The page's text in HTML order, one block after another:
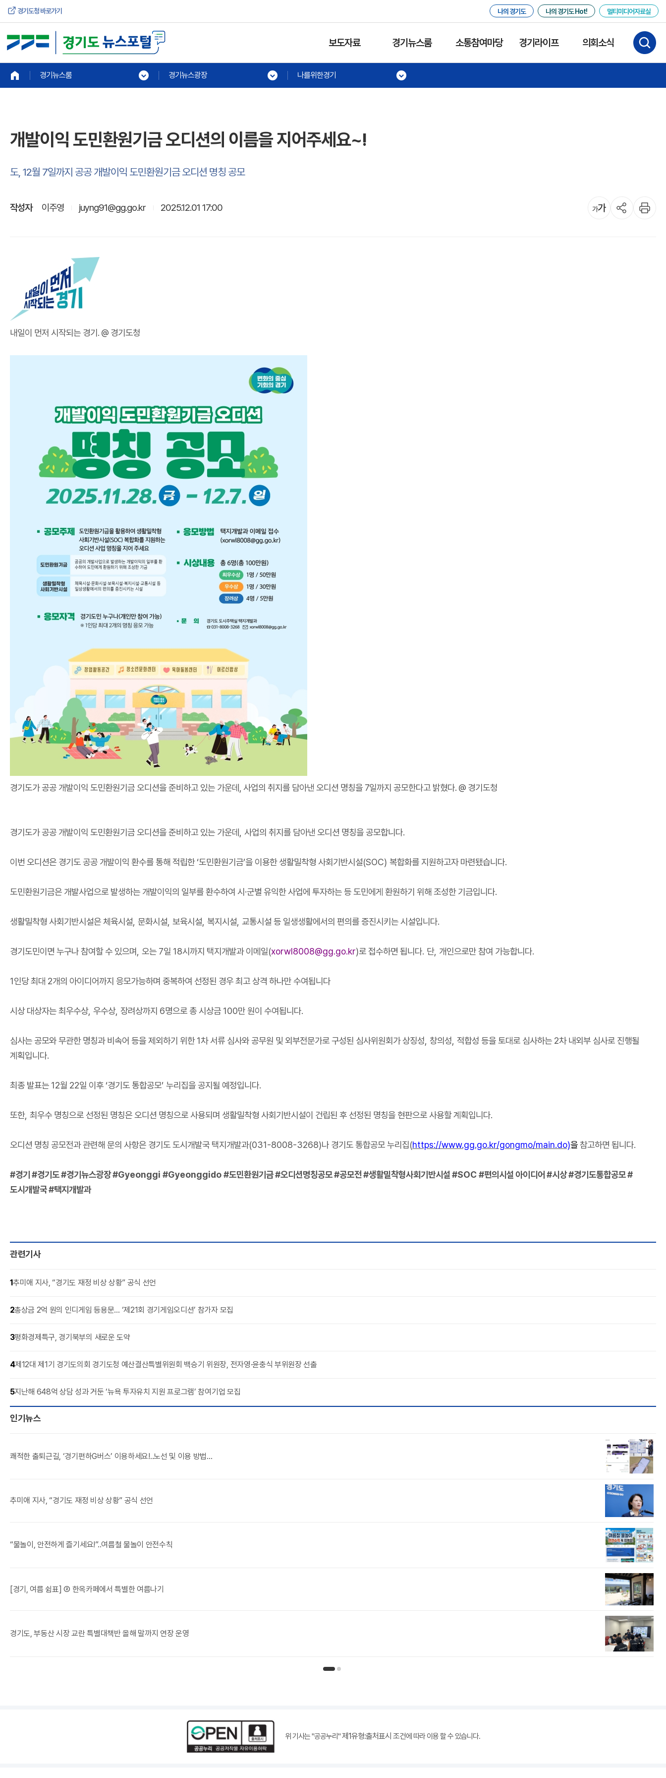
경기도청 바로가기 나의 경기도 나의 경기도 Hot! 멀티미디어자료실
보도자료 경기뉴스룸 소통참여마당 경기라이프 의회소식
경기뉴스룸 경기뉴스광장 나를위한경기
개발이익 도민환원기금 오디션의 이름을 지어주세요~!
도, 12월 7일까지 공공 개발이익 도민환원기금 오디션 명칭 공모
작성자 이주영 juyng91@gg.go.kr 2025.12.01 17:00
내일이 먼저 시작되는 경기. @ 경기도청
경기도가 공공 개발이익 도민환원기금 오디션을 준비하고 있는 가운데, 사업의 취지를 담아낸 오디션 명칭을 7일까지 공모한다고 밝혔다. @ 경기도청
경기도가 공공 개발이익 도민환원기금 오디션을 준비하고 있는 가운데 사업의 취지를 담아낸 오디션 명칭을 공모합니다.
이번 오디션은 경기도 공공 개발이익 환수를 통해 적립한‘도민환원기금’을 이용한 생활밀착형 사회기반시설(SOC) 복합화를 지원하고자 마련됐습니다.
도민환원기금은 개발사업으로 발생하는 개발이익의 일부를 환수하여 시 ·군별 유익한 사업에 투자하는 등 도민에게 환원하기 위해 조성한 기금입니다.
생활밀착형 사회기반시설은 체육시설 문화시설 보육시설 복지시설 교통시설 등 일생생활에서의 편의를 증진시키는 시설입니다.
경기도민이면 누구나 참여할 수 있으며 오는 7일 18시까지 택지개발과 이메일(xorwl8008@gg.go.kr)로 접수하면 됩니다. 단, 개인으로만 참여 가능합니다.
1인당 최대 2개의 아이디어까지 응모가능하며 중복하여 선정된 경우 최고 상격 하나만 수여됩니다
시상 대상자는 최우수상, 우수상, 장려상까지 6명으로 총 시상금 100만 원이 수여됩니다.
심사는 공모와 무관한 명칭과 비속어 등을 제외하기 위한1차 서류 심사와 공무원 및 외부전문가로 구성된 심사위원회가 상징성 창의성 적합성 등을 토대로 심사하는 2차 내외부 심사로 진행될
계획입니다.
최종 발표는 12월 22일 이후‘경기도 통합공모’ 누리집을 공지될 예정입니다.
또한, 최우수 명칭으로 선정된 명칭은 오디션 명칭으로 사용되며 생활밀착형 사회기반시설이 건립된 후 선정된 명칭을 현판으로 사용할 계획입니다.
오디션 명칭 공모전과 관련해 문의 사항은 경기도 도시개발국 택지개발과(031-8008-3268)나 경기도 통합공모 누리집(https://www.gg.go.kr/gongmo/main.do)을 참고하면 됩니다.
#경기 #경기도#경기뉴스광장#Gyeonggi #Gyeonggido #도민환원기금#오디션명칭공모#공모전#생활밀착형사회기반시설 #SOC #편의시설 아이디어 #시상#경기도통합공모#
도시개발국#택지개발과
관련기사
1추미애 지사, “경기도 재정 비상 상황” 공식 선언
2총상금 2억 원의 인디게임 등용문… ‘제21회 경기게임오디션’ 참가자 모집
3평화경제특구, 경기북부의 새로운 도약
4제12대 제1기 경기도의회 경기도청 예산결산특별위원회 백승기 위원장, 전자영·윤충식 부위원장 선출
5지난해 648억 상담 성과 거둔 ‘뉴욕 투자유치 지원 프로그램’ 참여기업 모집
인기뉴스
쾌적한 출퇴근길, ‘경기편하G버스’ 이용하세요!‥노선 및 이용 방법...
추미애 지사, “경기도 재정 비상 상황” 공식 선언
“물놀이, 안전하게 즐기세요!”‥여름철 물놀이 안전수칙
[경기, 여름 쉼표] ② 한옥카페에서 특별한 여름나기
경기도, 부동산 시장 교란 특별대책반 올해 말까지 연장 운영
위 기사는 "공공누리"제1유형:출처표시 조건에 따라 이용 할 수 있습니다.